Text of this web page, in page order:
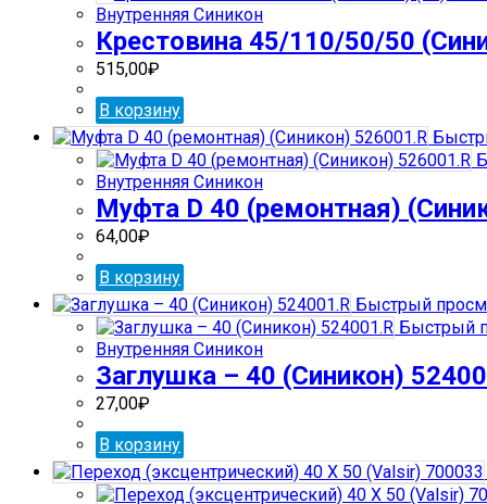
Внутренняя Синикон
Крестовина 45/110/50/50
515,00₽
В корзину
Внутренняя Синикон
Муфта D 40 (ремонтная)
64,00₽
В корзину
Быстрый
Быстрый
Внутренняя Синикон
Заглушка – 40 (Синикон)
27,00₽
В корзину